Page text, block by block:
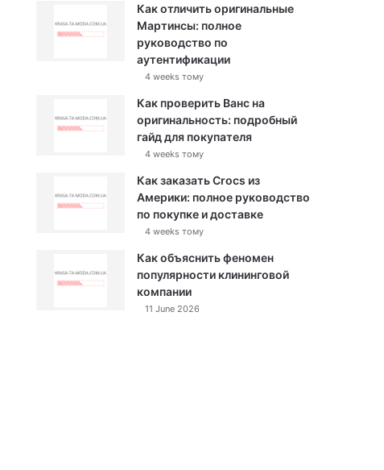
Как отличить оригинальные
Мартинсы: полное
руководство по
аутентификации
4 weeks тому
Как проверить Ванс на
оригинальность: подробный
гайд для покупателя
4 weeks тому
Как заказать Crocs из
Америки: полное руководство
по покупке и доставке
4 weeks тому
Как объяснить феномен
популярности клининговой
компании
11 June 2026